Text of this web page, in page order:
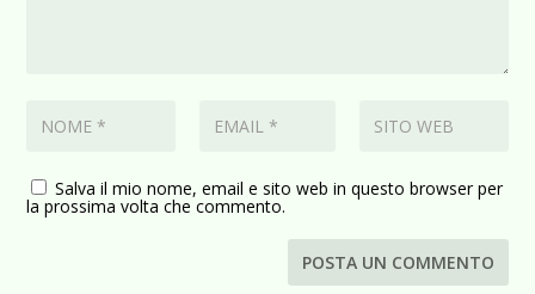
Salva il mio nome, email e sito web in questo browser per
la prossima volta che commento.